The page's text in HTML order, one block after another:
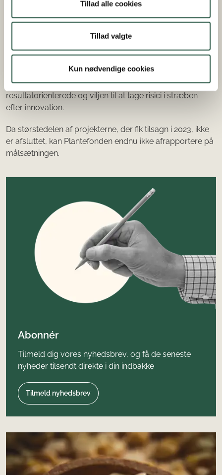
Tillad alle cookies
Tillad valgte
Kun nødvendige cookies
projekterne når deres konkrete projektmål. Målet om 70
pct. skal muliggøre en balance mellem det
resultatorienterede og viljen til at tage risici i stræben
efter innovation.
Da størstedelen af projekterne, der fik tilsagn i 2023, ikke
er afsluttet, kan Plantefonden endnu ikke afrapportere på
målsætningen.
Abonnér
Tilmeld dig vores nyhedsbrev, og få de seneste
nyheder tilsendt direkte i din indbakke
Tilmeld nyhedsbrev